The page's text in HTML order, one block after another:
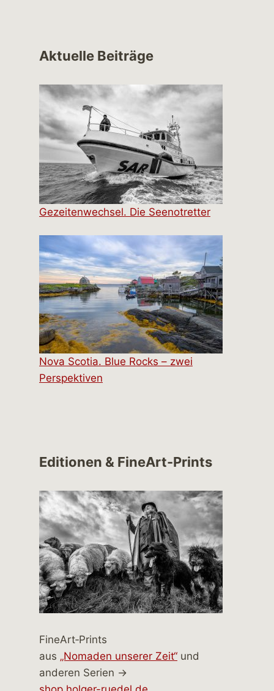
Aktuelle Beiträge
Gezeitenwechsel. Die Seenotretter
Nova Scotia. Blue Rocks – zwei
Perspektiven
Editionen & FineArt-Prints
FineArt‑Prints
aus „Nomaden unserer Zeit“ und
anderen Serien →